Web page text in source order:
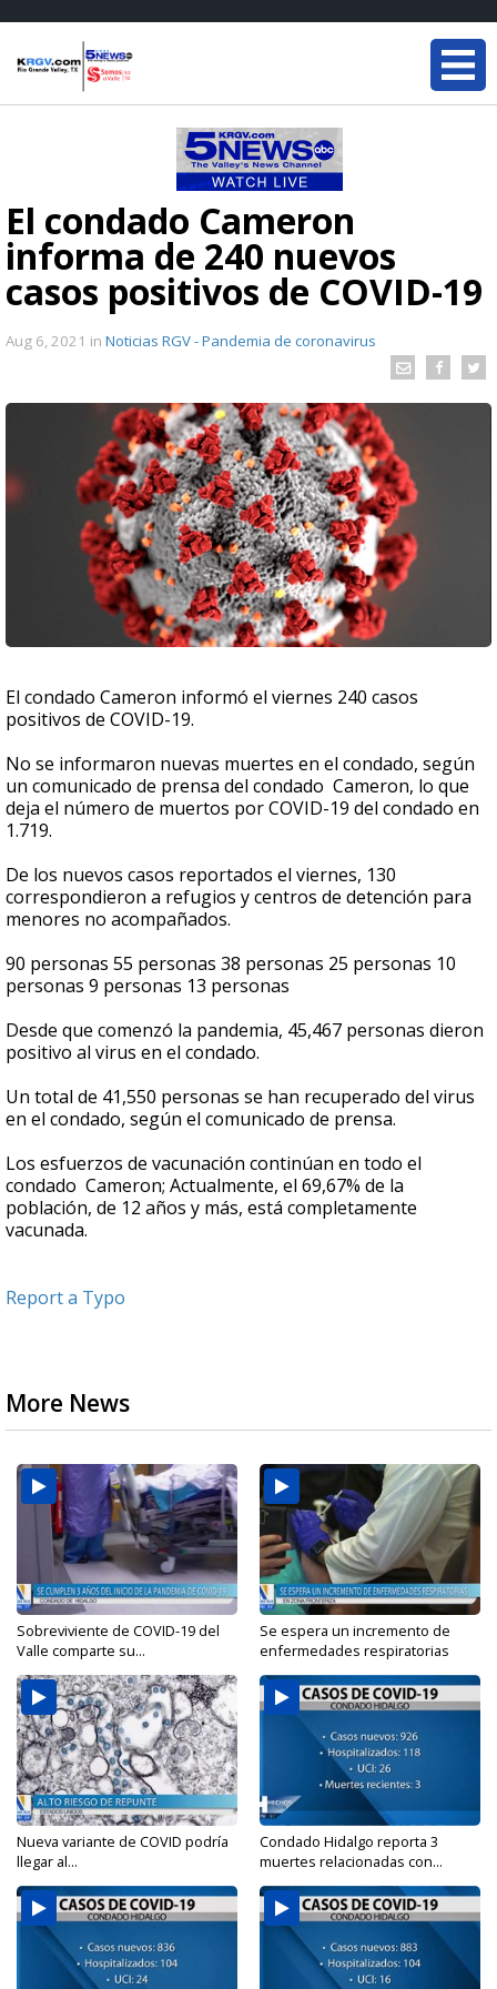
El condado Cameron
informa de 240 nuevos
casos positivos de COVID-19
Aug 6, 2021 in Noticias RGV - Pandemia de coronavirus
El condado Cameron informó el viernes 240 casos
positivos de COVID-19.
No se informaron nuevas muertes en el condado, según
un comunicado de prensa del condado Cameron, lo que
deja el número de muertos por COVID-19 del condado en
1.719.
De los nuevos casos reportados el viernes, 130
correspondieron a refugios y centros de detención para
menores no acompañados.
90 personas 55 personas 38 personas 25 personas 10
personas 9 personas 13 personas
Desde que comenzó la pandemia, 45,467 personas dieron
positivo al virus en el condado.
Un total de 41,550 personas se han recuperado del virus
en el condado, según el comunicado de prensa.
Los esfuerzos de vacunación continúan en todo el
condado Cameron; Actualmente, el 69,67% de la
población, de 12 años y más, está completamente
vacunada.
Report a Typo
More News
Sobreviviente de COVID-19 del
Valle comparte su...
Se espera un incremento de
enfermedades respiratorias
Nueva variante de COVID podría
llegar al...
Condado Hidalgo reporta 3
muertes relacionadas con...